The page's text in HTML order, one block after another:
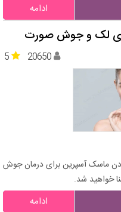
ادامه
لک و جوش صورت
5 20650
ماسک آسپرین برای درمان جوش
خواهید شد.
ادامه